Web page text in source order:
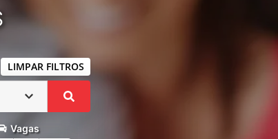
LIMPAR FILTROS
Vagas